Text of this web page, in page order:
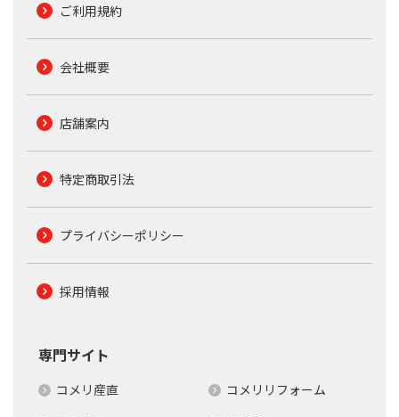
ご利用規約
会社概要
店舗案内
特定商取引法
プライバシーポリシー
採用情報
専門サイト
コメリ産直
コメリリフォーム